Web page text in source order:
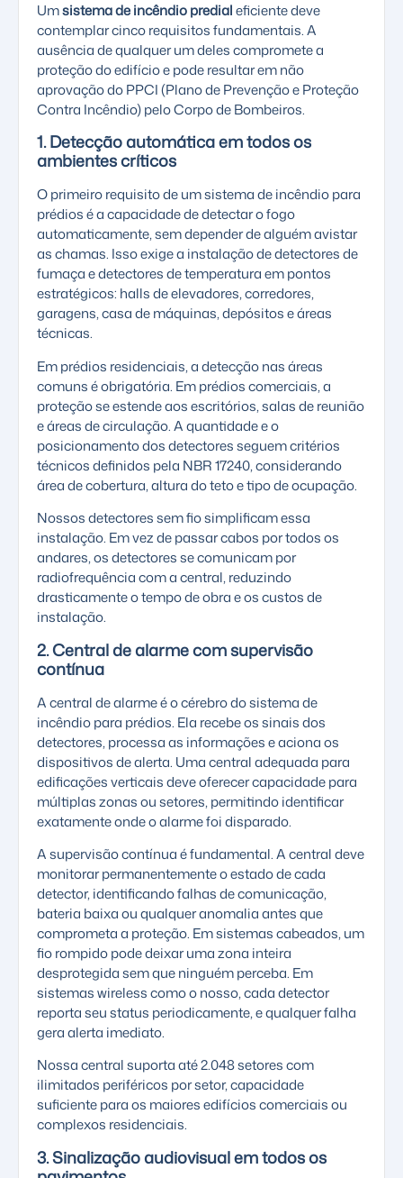
Umsistema de incêndio predialeficiente deve
contemplar cinco requisitos fundamentais. A
ausência de qualquer um deles compromete a
proteção do edifício e pode resultar em não
aprovação do PPCI (Plano de Prevenção e Proteção
Contra Incêndio) pelo Corpo de Bombeiros.
1. Detecção automática em todos os
ambientes críticos
O primeiro requisito de um sistema de incêndio para
prédios é a capacidade de detectar o fogo
automaticamente, sem depender de alguém avistar
as chamas. Isso exige a instalação dedetectores de
fumaçae detectores de temperatura em pontos
estratégicos: halls de elevadores, corredores,
garagens, casa de máquinas, depósitos e áreas
técnicas.
Em prédios residenciais, a detecção nas áreas
comuns é obrigatória. Em prédios comerciais, a
proteção se estende aos escritórios, salas de reunião
e áreas de circulação. A quantidade e o
posicionamento dos detectores seguem critérios
técnicos definidos pela NBR 17240, considerando
área de cobertura, altura do teto e tipo de ocupação.
Nossos detectores sem fio simplificam essa
instalação. Em vez de passar cabos por todos os
andares, os detectores se comunicam por
radiofrequência com a central, reduzindo
drasticamente o tempo de obra e os custos de
instalação.
2. Central de alarme com supervisão
contínua
Acentral de alarmeé o cérebro do sistema de
incêndio para prédios. Ela recebe os sinais dos
detectores, processa as informações e aciona os
dispositivos de alerta. Uma central adequada para
edificações verticais deve oferecer capacidade para
múltiplas zonas ou setores, permitindo identificar
exatamente onde o alarme foi disparado.
A supervisão contínua é fundamental. A central deve
monitorar permanentemente o estado de cada
detector, identificando falhas de comunicação,
bateria baixa ou qualquer anomalia antes que
comprometa a proteção. Em sistemas cabeados, um
fio rompido pode deixar uma zona inteira
desprotegida sem que ninguém perceba. Em
sistemas wireless como o nosso, cada detector
reporta seu status periodicamente, e qualquer falha
gera alerta imediato.
Nossa central suporta até 2.048 setores com
ilimitados periféricos por setor, capacidade
suficiente para os maiores edifícios comerciais ou
complexos residenciais.
3. Sinalização audiovisual em todos os